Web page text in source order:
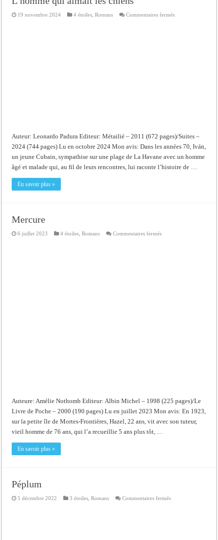
19 novembre 2024 4 étoiles ,Romans Commentaires ferméssur
Auteur: Leonardo Padura Editeur: Métailié – 2011 (672 pages)/Suites –
2024 (744 pages) Lu en octobre 2024 Mon avis: Dans les années 70, Iván,
un jeune Cubain, sympathise sur une plage de La Havane avec un homme
âgé et malade qui, au fil de leurs rencontres, lui raconte l’histoire de …
En savoir plus »
Mercure
6 juillet 2023 4 étoiles ,Romans Commentaires ferméssur
Auteure: Amélie Nothomb Editeur: Albin Michel – 1998 (225 pages)/Le
Livre de Poche – 2000 (190 pages) Lu en juillet 2023 Mon avis: En 1923,
sur la petite île de Mortes-Frontières, Hazel, 22 ans, vit avec son tuteur,
vieil homme de 76 ans, qui l’a recueillie 5 ans plus tôt, …
En savoir plus »
Péplum
5 décembre 2022 3 étoiles ,Romans Commentaires ferméssur